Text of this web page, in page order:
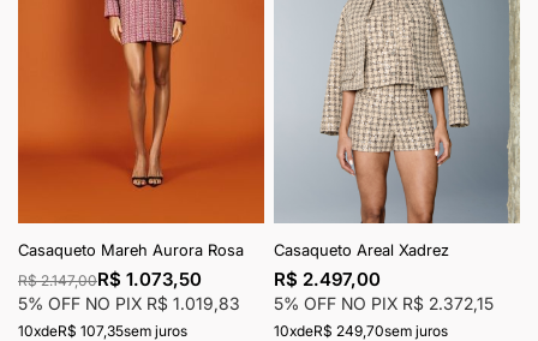
Casaqueto Mareh Aurora Rosa
R$ 2.147,00R$ 1.073,50
5% OFF NO PIX R$ 1.019,83
10xdeR$ 107,35sem juros
Casaqueto Areal Xadrez
R$ 2.497,00
5% OFF NO PIX R$ 2.372,15
10xdeR$ 249,70sem juros